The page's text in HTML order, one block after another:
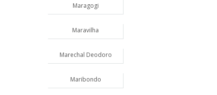
Maragogi
Maravilha
Marechal Deodoro
Maribondo